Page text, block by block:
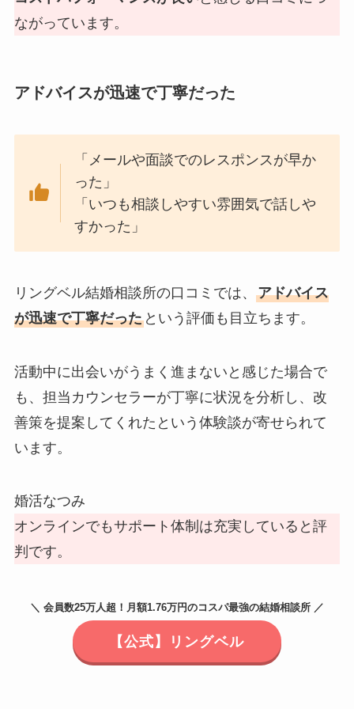
ながっています。
アドバイスが迅速で丁寧だった
「メールや面談でのレスポンスが早か
った」
「いつも相談しやすい雰囲気で話しや
すかった」
リングベル結婚相談所の口コミでは、 アドバイス
が迅速で丁寧だったという評価も目立ちます。
活動中に出会いがうまく進まないと感じた場合で
も、担当カウンセラーが丁寧に状況を分析し、改
善策を提案してくれたという体験談が寄せられて
います。
婚活なつみ
オンラインでもサポート体制は充実していると評
判です。
＼ 会員数25万人超！月額1.76万円のコスパ最強の結婚相談所 ／
【公式】リングベル